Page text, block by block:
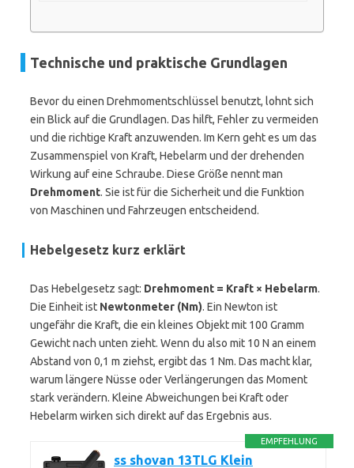
Technische und praktische Grundlagen
Bevor du einen Drehmomentschlüssel benutzt, lohnt sich
ein Blick auf die Grundlagen. Das hilft, Fehler zu vermeiden
und die richtige Kraft anzuwenden. Im Kern geht es um das
Zusammenspiel von Kraft, Hebelarm und der drehenden
Wirkung auf eine Schraube. Diese Größe nennt man
Drehmoment. Sie ist für die Sicherheit und die Funktion
von Maschinen und Fahrzeugen entscheidend.
Hebelgesetz kurz erklärt
Das Hebelgesetz sagt: Drehmoment = Kraft × Hebelarm.
Die Einheit ist Newtonmeter (Nm). Ein Newton ist
ungefähr die Kraft, die ein kleines Objekt mit 100 Gramm
Gewicht nach unten zieht. Wenn du also mit 10 N an einem
Abstand von 0,1 m ziehst, ergibt das 1 Nm. Das macht klar,
warum längere Nüsse oder Verlängerungen das Moment
stark verändern. Kleine Abweichungen bei Kraft oder
Hebelarm wirken sich direkt auf das Ergebnis aus.
EMPFEHLUNG
ss shovan 13TLG Klein